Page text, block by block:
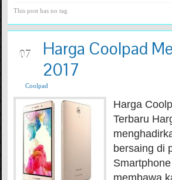
This post has no tag
07
Harga Coolpad
2017
Coolpad
Harga
Terbaru
bersaing di
membawa